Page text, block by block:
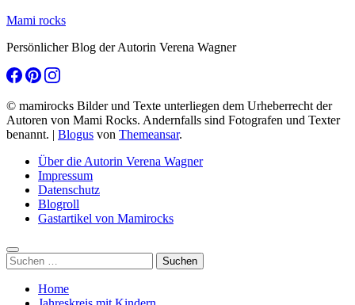
Mami rocks
Persönlicher Blog der Autorin Verena Wagner
© mamirocks Bilder und Texte unterliegen dem Urheberrecht der
Autoren von Mami Rocks. Andernfalls sind Fotografen und Texter
benannt. | Blogus von Themeansar.
Über die Autorin Verena Wagner
Impressum
Datenschutz
Blogroll
Gastartikel von Mamirocks
Suchen
nach:
Home